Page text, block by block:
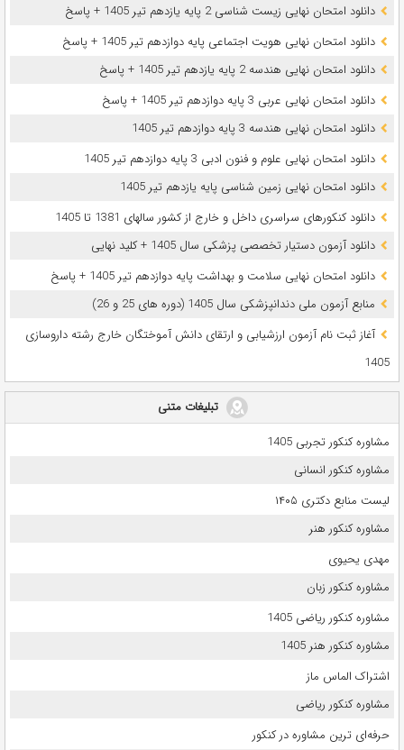
دانلود امتحان نهایی زیست شناسی 2 پایه یازدهم تیر 1405 + پاسخ
دانلود امتحان نهایی هویت اجتماعی پایه دوازدهم تیر 1405 + پاسخ
دانلود امتحان نهایی هندسه 2 پایه یازدهم تیر 1405 + پاسخ
دانلود امتحان نهایی عربی 3 پایه دوازدهم تیر 1405 + پاسخ
دانلود امتحان نهایی هندسه 3 پایه دوازدهم تیر 1405
دانلود امتحان نهایی علوم و فنون ادبی 3 پایه دوازدهم تیر 1405
دانلود امتحان نهایی زمین شناسی پایه یازدهم تیر 1405
دانلود کنکورهای سراسری داخل و خارج از کشور سالهای 1381 تا 1405
دانلود آزمون دستیار تخصصی پزشکی سال 1405 + کلید نهایی
دانلود امتحان نهایی سلامت و بهداشت پایه دوازدهم تیر 1405 + پاسخ
ﻣﻨﺎﺑﻊ آزﻣﻮن ﻣﻠﯽ دندانپزشکی سال 1405 (دوره های 25 و 26)
آغاز ثبت نام آزمون‌ ارزشیابی و ارتقای دانش آموختگان خارج رشته داروسازی
1405
تبلیغات متنی
مشاوره کنکور تجربی 1405
مشاوره کنکور انسانی
لیست منابع دکتری ۱۴۰۵
مشاوره کنکور هنر
مهدی یحیوی
مشاوره کنکور زبان
مشاوره کنکور ریاضی 1405
مشاوره کنکور هنر 1405
اشتراک الماس ماز
مشاوره کنکور ریاضی
حرفه‌ای ترین مشاوره در کنکور